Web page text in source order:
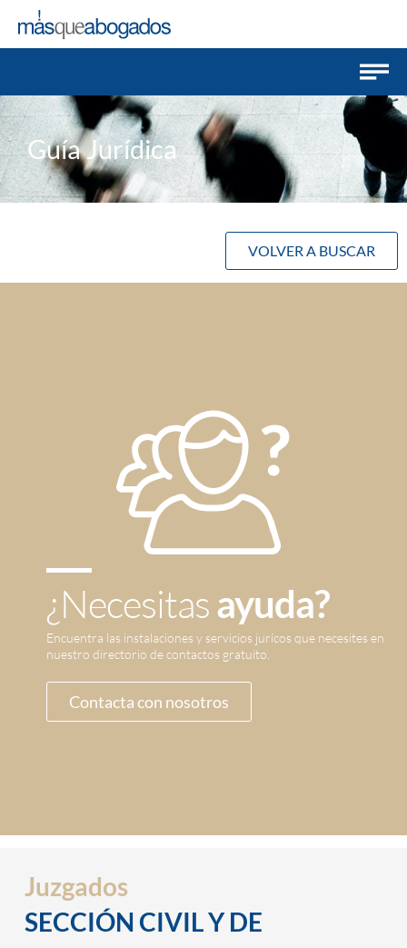
Guía Jurídica
VOLVER A BUSCAR
¿Necesitasayuda?
Encuentra las instalaciones y servicios jurícos que necesites en
nuestro directorio de contactos gratuito.
Contacta con nosotros
Juzgados
SECCIÓN CIVIL Y DE